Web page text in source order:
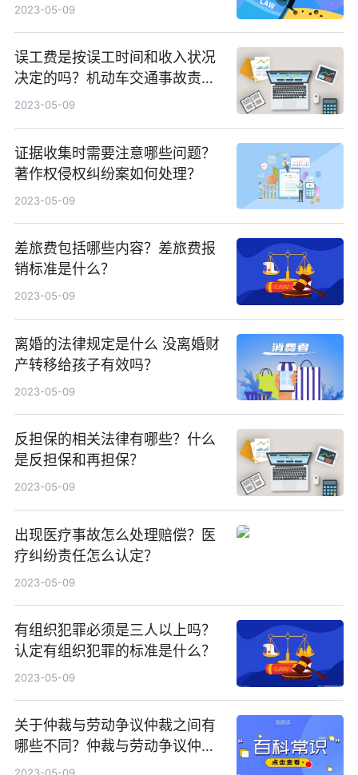
2023-05-09
误工费是按误工时间和收入状况
决定的吗？机动车交通事故责任
纠纷案如何处理？
2023-05-09
证据收集时需要注意哪些问题？
著作权侵权纠纷案如何处理？
2023-05-09
差旅费包括哪些内容？差旅费报
销标准是什么？
2023-05-09
离婚的法律规定是什么 没离婚财
产转移给孩子有效吗？
2023-05-09
反担保的相关法律有哪些？什么
是反担保和再担保？
2023-05-09
出现医疗事故怎么处理赔偿？医
疗纠纷责任怎么认定？
2023-05-09
有组织犯罪必须是三人以上吗？
认定有组织犯罪的标准是什么？
2023-05-09
关于仲裁与劳动争议仲裁之间有
哪些不同？仲裁与劳动争议仲裁
适用法律是什么？